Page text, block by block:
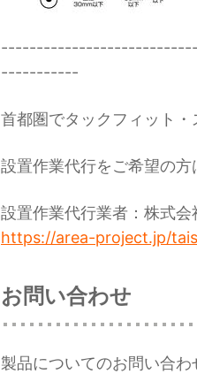
-----------
首都圏でタックフィット
設置作業代行をご希望の
設置作業代行業者：株式会
https://area-project.jp/
お問い合わせ
製品についてのお問い合わ